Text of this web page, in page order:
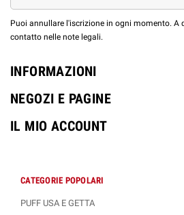
Puoi annullare l'iscrizione in ogni momento. A
contatto nelle note legali.
INFORMAZIONI
NEGOZI E PAGINE
IL MIO ACCOUNT
CATEGORIE POPOLARI
PUFF USA E GETTA